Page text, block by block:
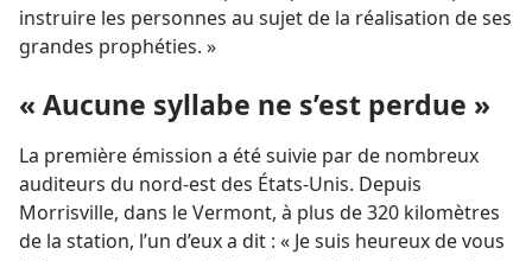
instruire les personnes au sujet de la réalisation de ses
grandes prophéties. »
« Aucune syllabe ne s’est perdue »
La première émission a été suivie par de nombreux
auditeurs du nord-est des États-Unis. Depuis
Morrisville, dans le Vermont, à plus de 320 kilomètres
de la station, l’un d’eux a dit : « Je suis heureux de vous